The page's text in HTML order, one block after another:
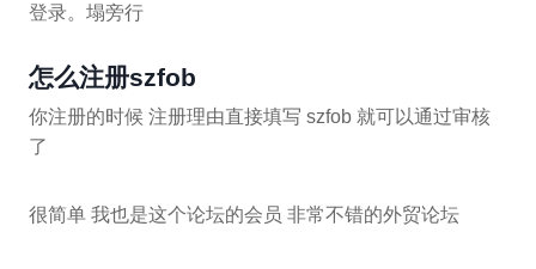
登录。塌旁行
怎么注册szfob
你注册的时候 注册理由直接填写 szfob 就可以通过审核
了
很简单 我也是这个论坛的会员 非常不错的外贸论坛